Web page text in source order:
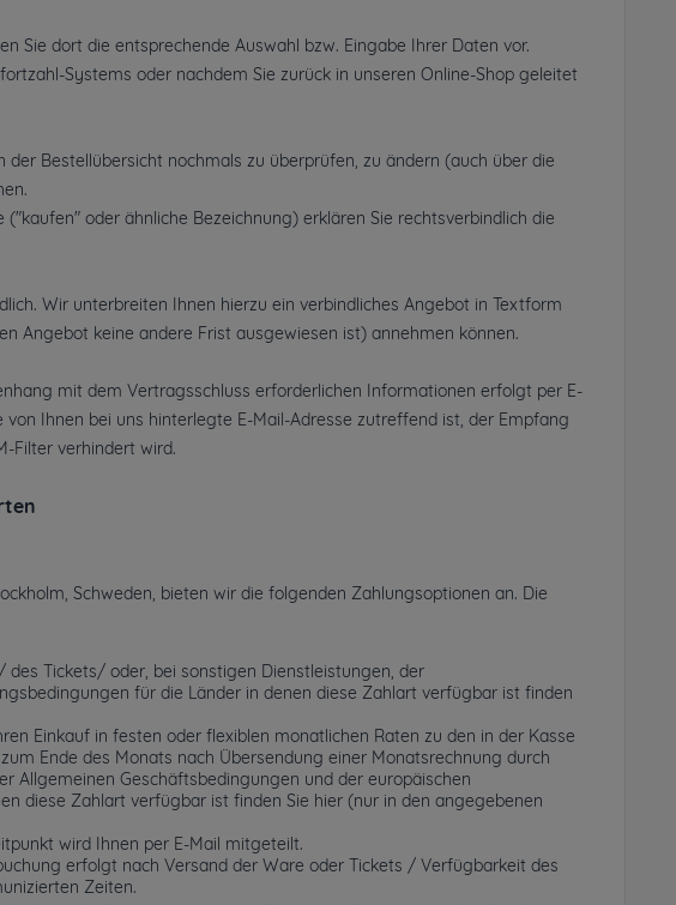
Sie dort die entsprechende Auswahl bzw. Eingabe Ihrer Daten vor.
Systems oder nachdem Sie zurück in unseren Online-Shop geleitet
Bestellübersicht nochmals zu überprüfen, zu ändern (auch über die
oder ähnliche Bezeichnung) erklären Sie rechtsverbindlich die
Wir unterbreiten Ihnen hierzu ein verbindliches Angebot in Textform
Angebot keine andere Frist ausgewiesen ist) annehmen können.
mit dem Vertragsschluss erforderlichen Informationen erfolgt per E-
Ihnen bei uns hinterlegte E-Mail-Adresse zutreffend ist, der Empfang
Filter verhindert wird.
Schweden, bieten wir die folgenden Zahlungsoptionen an. Die
Tickets/ oder, bei sonstigen Dienstleistungen, der
für die Länder in denen diese Zahlart verfügbar ist finden
Einkauf in festen oder flexiblen monatlichen Raten zu den in der Kasse
Ende des Monats nach Übersendung einer Monatsrechnung durch
Allgemeinen Geschäftsbedingungen und der europäischen
diese Zahlart verfügbar ist finden Sie hier (nur in den angegebenen
wird Ihnen per E-Mail mitgeteilt.
erfolgt nach Versand der Ware oder Tickets / Verfügbarkeit des
Zeiten.